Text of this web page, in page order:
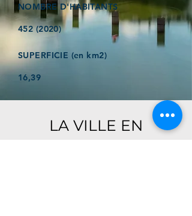
NOMBRE D'HABITANTS
452 (2020)
SUPERFICIE (en km2)
16,39
LA VILLE EN